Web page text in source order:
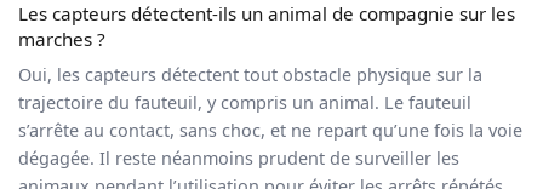
Les capteurs détectent-ils un animal de compagnie sur les
marches ?
Oui, les capteurs détectent tout obstacle physique sur la
trajectoire du fauteuil, y compris un animal. Le fauteuil
s’arrête au contact, sans choc, et ne repart qu’une fois la voie
dégagée. Il reste néanmoins prudent de surveiller les